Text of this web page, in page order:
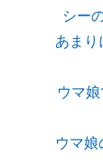
シー
あまり
ウマ
ウマ